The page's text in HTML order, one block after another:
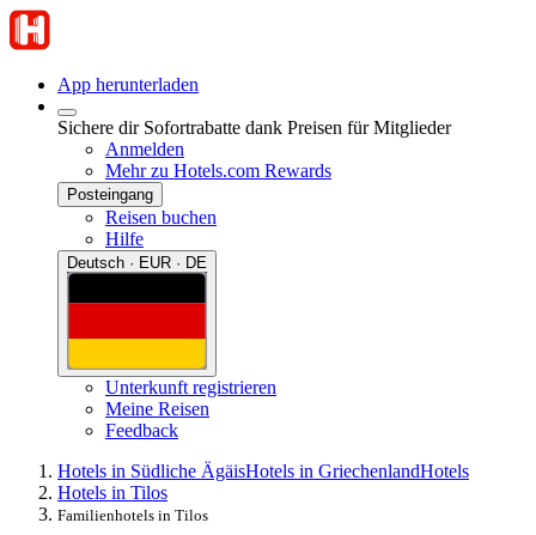
App herunterladen
Sichere dir Sofortrabatte dank Preisen für Mitglieder
Anmelden
Mehr zu Hotels.com Rewards
Posteingang
Reisen buchen
Hilfe
Deutsch · EUR · DE
Unterkunft registrieren
Meine Reisen
Feedback
Hotels in Südliche ÄgäisHotels in GriechenlandHotels
Hotels in Tilos
Familienhotels in Tilos